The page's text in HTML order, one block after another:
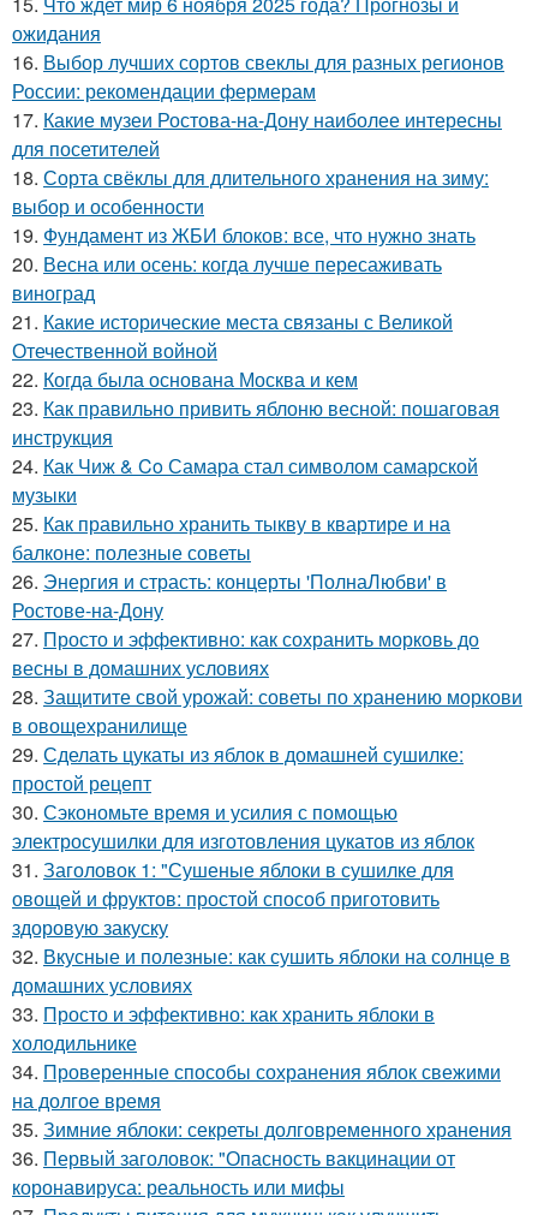
ожидания
16. Выбор лучших сортов свеклы для разных регионов
России: рекомендации фермерам
17. Какие музеи Ростова-на-Дону наиболее интересны
для посетителей
18. Сорта свёклы для длительного хранения на зиму:
выбор и особенности
19. Фундамент из ЖБИ блоков: все, что нужно знать
20. Весна или осень: когда лучше пересаживать
виноград
21. Какие исторические места связаны с Великой
Отечественной войной
22. Когда была основана Москва и кем
23. Как правильно привить яблоню весной: пошаговая
инструкция
24. Как Чиж & Co Самара стал символом самарской
музыки
25. Как правильно хранить тыкву в квартире и на
балконе: полезные советы
26. Энергия и страсть: концерты 'ПолнаЛюбви' в
Ростове-на-Дону
27. Просто и эффективно: как сохранить морковь до
весны в домашних условиях
28. Защитите свой урожай: советы по хранению моркови
в овощехранилище
29. Сделать цукаты из яблок в домашней сушилке:
простой рецепт
30. Сэкономьте время и усилия с помощью
электросушилки для изготовления цукатов из яблок
31. Заголовок 1: "Сушеные яблоки в сушилке для
овощей и фруктов: простой способ приготовить
здоровую закуску
32. Вкусные и полезные: как сушить яблоки на солнце в
домашних условиях
33. Просто и эффективно: как хранить яблоки в
холодильнике
34. Проверенные способы сохранения яблок свежими
на долгое время
35. Зимние яблоки: секреты долговременного хранения
36. Первый заголовок: "Опасность вакцинации от
коронавируса: реальность или мифы